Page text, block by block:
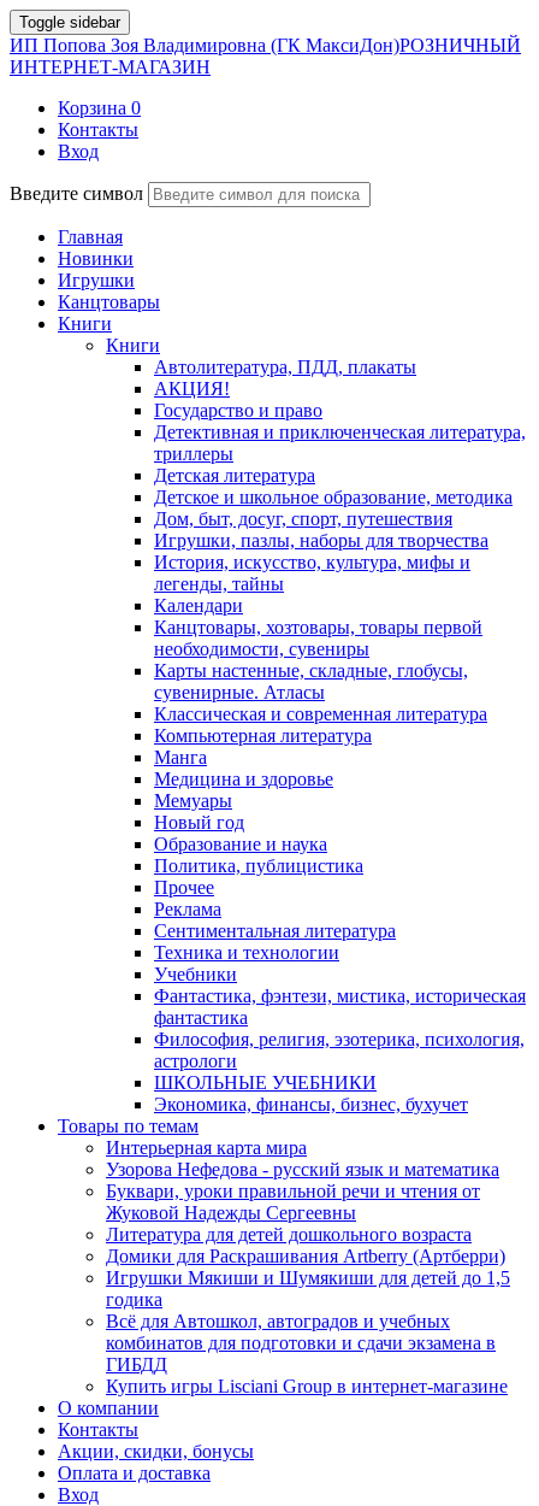
Toggle sidebar
ИП Попова Зоя Владимировна (ГК МаксиДон)РОЗНИЧНЫЙ
ИНТЕРНЕТ-МАГАЗИН
Корзина 0
Контакты
Вход
Введите символ
Главная
Новинки
Игрушки
Канцтовары
Книги
Книги
Автолитература, ПДД, плакаты
АКЦИЯ!
Государство и право
Детективная и приключенческая литература,
триллеры
Детская литература
Детское и школьное образование, методика
Дом, быт, досуг, спорт, путешествия
Игрушки, пазлы, наборы для творчества
История, искусство, культура, мифы и
легенды, тайны
Календари
Канцтовары, хозтовары, товары первой
необходимости, сувениры
Карты настенные, складные, глобусы,
сувенирные. Атласы
Классическая и современная литература
Компьютерная литература
Манга
Медицина и здоровье
Мемуары
Новый год
Образование и наука
Политика, публицистика
Прочее
Реклама
Сентиментальная литература
Техника и технологии
Учебники
Фантастика, фэнтези, мистика, историческая
фантастика
Философия, религия, эзотерика, психология,
астрологи
ШКОЛЬНЫЕ УЧЕБНИКИ
Экономика, финансы, бизнес, бухучет
Товары по темам
Интерьерная карта мира
Узорова Нефедова - русский язык и математика
Буквари, уроки правильной речи и чтения от
Жуковой Надежды Сергеевны
Литература для детей дошкольного возраста
Домики для Раскрашивания Artberry (Артберри)
Игрушки Мякиши и Шумякиши для детей до 1,5
годика
Всё для Автошкол, автоградов и учебных
комбинатов для подготовки и сдачи экзамена в
ГИБДД
Купить игры Lisciani Group в интернет-магазине
О компании
Контакты
Акции, скидки, бонусы
Оплата и доставка
Вход